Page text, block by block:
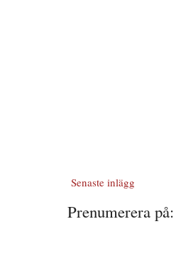
Senaste inlägg
Prenumerera på: